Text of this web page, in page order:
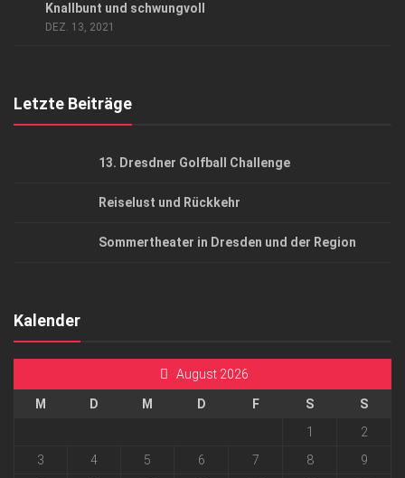
Knallbunt und schwungvoll
DEZ. 13, 2021
Letzte Beiträge
13. Dresdner Golfball Challenge
Reiselust und Rückkehr
Sommertheater in Dresden und der Region
Kalender
August 2026
M D M D F S
S
1
2
3
4 5 6 7 8
9